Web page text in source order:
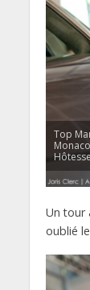
Top
Hôtesse
Un tour
oublié